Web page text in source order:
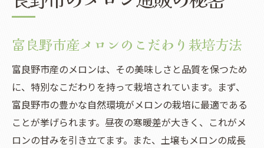
富良野市産メロンのこだわり栽培方法
富良野市産のメロンは、その美味しさと品質を保つため
に、特別なこだわりを持って栽培されています。まず、
富良野市の豊かな自然環境がメロンの栽培に最適である
ことが挙げられます。昼夜の寒暖差が大きく、これがメ
ロンの甘みを引き立てます。また、土壌もメロンの成長